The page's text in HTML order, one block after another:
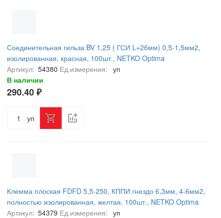
Соединительная гильза BV 1,25 ( ГСИ L=26мм) 0,5-1,5мм2,
изолированная, красная, 100шт., NETKO Optima
Артикул: 54380 Ед.измерения: уп
В наличии
290.40 ₽
уп
Клемма плоская FDFD 5,5-250, КППИ гнездо 6,3мм, 4-6мм2,
полностью изолированная, желтая, 100шт., NETKO Optima
Артикул: 54379 Ед.измерения: уп